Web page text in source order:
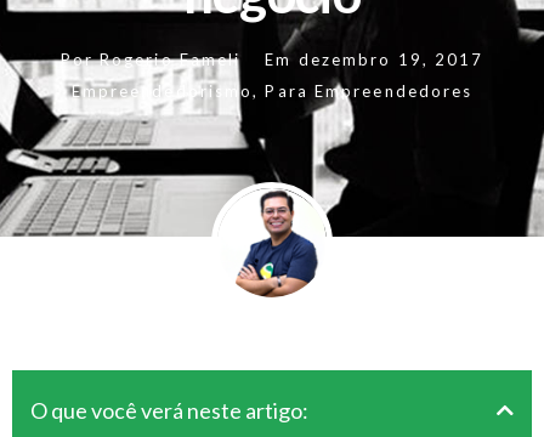
PorRogerio Fameli Em dezembro 19, 2017
Empreendedorismo,Para Empreendedores
O que você verá neste artigo: